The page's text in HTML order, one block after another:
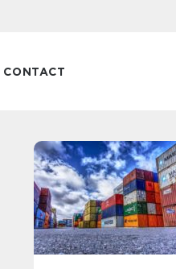
CONTACT